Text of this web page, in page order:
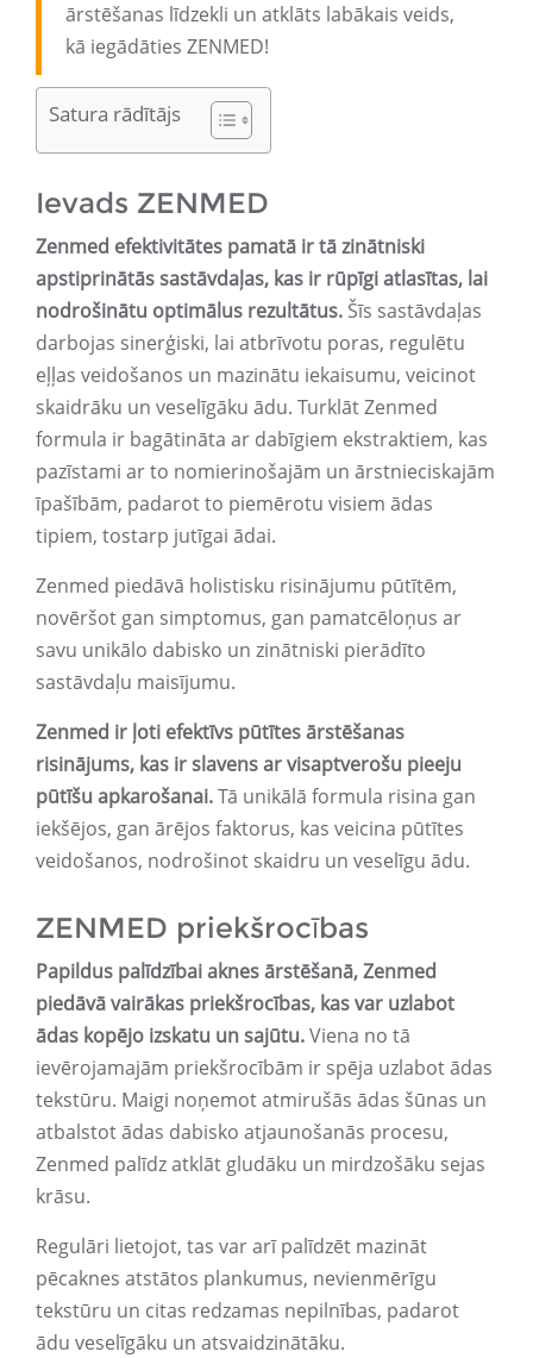
ārstēšanas līdzekli un atklāts labākais veids,
kā iegādāties ZENMED!
Satura rādītājs
Ievads ZENMED
Zenmed efektivitātes pamatā ir tā zinātniski
apstiprinātās sastāvdaļas, kas ir rūpīgi atlasītas, lai
nodrošinātu optimālus rezultātus. Šīs sastāvdaļas
darbojas sinerģiski, lai atbrīvotu poras, regulētu
eļļas veidošanos un mazinātu iekaisumu, veicinot
skaidrāku un veselīgāku ādu. Turklāt Zenmed
formula ir bagātināta ar dabīgiem ekstraktiem, kas
pazīstami ar to nomierinošajām un ārstnieciskajām
īpašībām, padarot to piemērotu visiem ādas
tipiem, tostarp jutīgai ādai.
Zenmed piedāvā holistisku risinājumu pūtītēm,
novēršot gan simptomus, gan pamatcēloņus ar
savu unikālo dabisko un zinātniski pierādīto
sastāvdaļu maisījumu.
Zenmed ir ļoti efektīvs pūtītes ārstēšanas
risinājums, kas ir slavens ar visaptverošu pieeju
pūtīšu apkarošanai.Tā unikālā formula risina gan
iekšējos, gan ārējos faktorus, kas veicina pūtītes
veidošanos, nodrošinot skaidru un veselīgu ādu.
ZENMED priekšrocības
Papildus palīdzībai aknes ārstēšanā, Zenmed
piedāvā vairākas priekšrocības, kas var uzlabot
ādas kopējo izskatu un sajūtu.Viena no tā
ievērojamajām priekšrocībām ir spēja uzlabot ādas
tekstūru. Maigi noņemot atmirušās ādas šūnas un
atbalstot ādas dabisko atjaunošanās procesu,
Zenmed palīdz atklāt gludāku un mirdzošāku sejas
krāsu.
Regulāri lietojot, tas var arī palīdzēt mazināt
pēcaknes atstātos plankumus, nevienmērīgu
tekstūru un citas redzamas nepilnības, padarot
ādu veselīgāku un atsvaidzinātāku.